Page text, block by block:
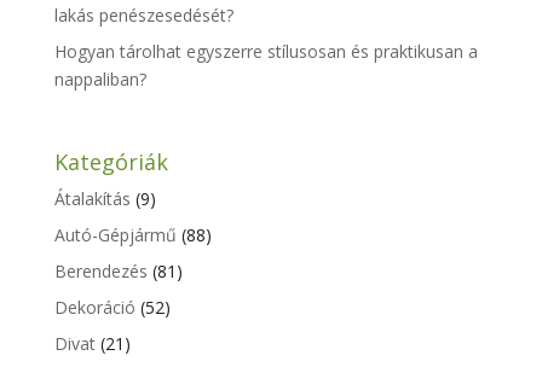
lakás penészesedését?
Hogyan tárolhat egyszerre stílusosan és praktikusan a
nappaliban?
Kategóriák
Átalakítás (9)
Autó-Gépjármű (88)
Berendezés (81)
Dekoráció (52)
Divat(21)